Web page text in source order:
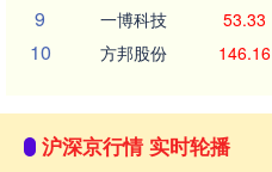
9 一博科技 53.33
10 方邦股份 146.16
沪深京行情 实时轮播